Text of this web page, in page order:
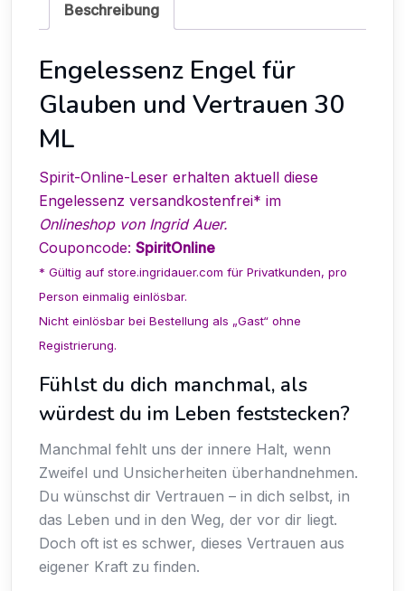
Beschreibung
Engelessenz Engel für
Glauben und Vertrauen 30
ML
Spirit-Online-Leser erhalten aktuell diese
Engelessenz versandkostenfrei* im
Onlineshop von Ingrid Auer.
Couponcode: SpiritOnline
* Gültig auf store.ingridauer.com für Privatkunden, pro
Person einmalig einlösbar.
Nicht einlösbar bei Bestellung als „Gast“ ohne
Registrierung.
Fühlst du dich manchmal, als
würdest du im Leben feststecken?
Manchmal fehlt uns der innere Halt, wenn
Zweifel und Unsicherheiten überhandnehmen.
Du wünschst dir Vertrauen – in dich selbst, in
das Leben und in den Weg, der vor dir liegt.
Doch oft ist es schwer, dieses Vertrauen aus
eigener Kraft zu finden.